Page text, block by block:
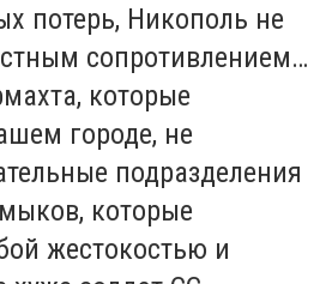
потерь, Никополь не
сопротивлением…
которые
городе, не
подразделения
которые
жестокостью и